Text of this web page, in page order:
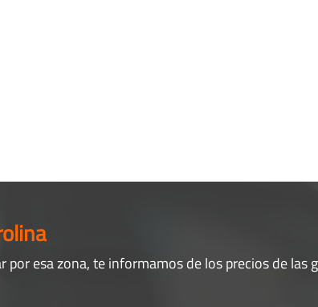
esa zona, te informamos de los precios de las